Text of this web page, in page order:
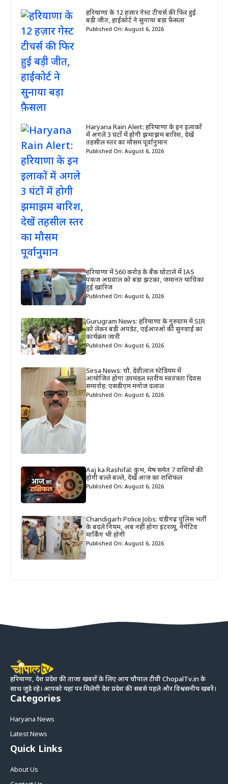
हरियाणा के 12 हज़ार गेस्ट टीचर्स की फिर हुई
बड़ी जीत, हाईकोर्ट ने सुनाया बड़ा फ़ैसला
Published On: August 6, 2026
Haryana Rain Alert: हरियाणा के इन इलाकों
में अगले 3 घंटों में होगी झमाझम बारिश, देखें
तहसील स्तर का मौसम पूर्वानुमान
Published On: August 6, 2026
हरियाणा में 560 करोड़ के बैंक घोटाले में IAS
पंकज अग्रवाल को बड़ा झटका, जमानत याचिका
हुई खारिज
Published On: August 6, 2026
Gurugram News: हरियाणा के गुरुग्राम में SIR
को लेकर बड़ी अपडेट, एईआरओ की सुनवाई का
कार्यक्रम जारी
Published On: August 6, 2026
Sirsa News: चौ. देवीलाल स्टेडियम में
आयोजित होगा उपमंडल स्तरीय स्वतंत्रता दिवस
समारोह: एसडीएम मनोज दलाल
Published On: August 6, 2026
Aaj ka Rashifal: कुंभ, मेष समेत 7 राशियों की
होगी बल्ले बल्ले, देखें आज का राशिफल
Published On: August 6, 2026
Chandigarh Police Jobs: चंडीगढ़ पुलिस भर्ती
के बदले नियम, अब नहीं होगा इंटरव्यू, नेगेटिव
मार्किंग भी होगी
Published On: August 6, 2026
हरियाणा, देश प्रदेश की ताजा खबरों के लिए आप चौपाल टीवी ChopalTv.in के
साथ जुड़े रहे। आपको यहां पर मिलेगी देश प्रदेश की सबसे पहले और विश्वसनीय खबरें।
Categories
Haryana News
Latest News
Quick Links
About Us